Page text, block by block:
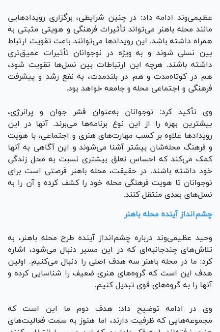
عظیمی‌وند ادامه داد: در چنین شرایطی، برگزاری رویداد‌هایی
مانند محله باهنر می‌تواند تأثیرات فرهنگی و هویتی مثبتی به
همراه داشته باشد. این رویداد‌ها می‌توانند باعث تقویت ارتباط
بین نسلی شوند و به ویژه در نوجوانان تأثیرات عمیق‌تری
داشته باشند. هرچه این ارتباطات بین نسل‌ها تقویت شود،
هم در کوتاه‌مدت و هم در بلندمدت، به نفع رشد و پیشرفت
فرهنگی و اجتماعی محله و جامعه خواهد بود.
وی تأکید کرد: نوجوانان به‌عنوان قشر جوان و پرانرژی،
بیشترین بهره را از این نوع برنامه‌ها می‌برند. آنها در این
رویداد‌ها علاوه بر کسب مهارت‌های هنری و اجتماعی، با هویت
و فرهنگ محله‌شان بیشتر آشنا می‌شوند و این آگاهی به آنها
کمک می‌کند که احساس تعلق بیشتری نسبت به محل زندگی
خود داشته باشند. در حقیقت، محله باهنر فرصتی است برای
نوجوانان تا هویت فرهنگی محله خود را کشف کرده و آن را به
نسل‌های بعدی منتقل کنند.
چشم‌انداز آینده محله باهنر
وحید عظیمی‌وند درباره چشم‌انداز آینده طرح محله باهنر، به
تلاش‌های چندجانبه‌ای که در این مسیر دنبال می‌شود، اشاره
کرد: ما در محله باهنر سه هدف اصلی را دنبال می‌کنیم. اولین
هدف این است که گروه‌های هنری ضعیف را شناسایی کرده و
آنها را به گروه‌های قوی تبدیل کنیم.
وی در ادامه توضیح داد: هدف دوم ما این است که
مجموعه‌هایی که ظرفیت دارند، اما هنوز به سمت فعالیت‌های